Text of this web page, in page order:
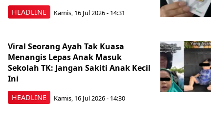
HEADLINE Kamis, 16 Jul 2026 - 14:31
HEADLINE
Viral Seorang Ayah Tak Kuasa
Menangis Lepas Anak Masuk
Sekolah TK: Jangan Sakiti Anak Kecil
Ini
Kamis, 16 Jul 2026 - 14:30